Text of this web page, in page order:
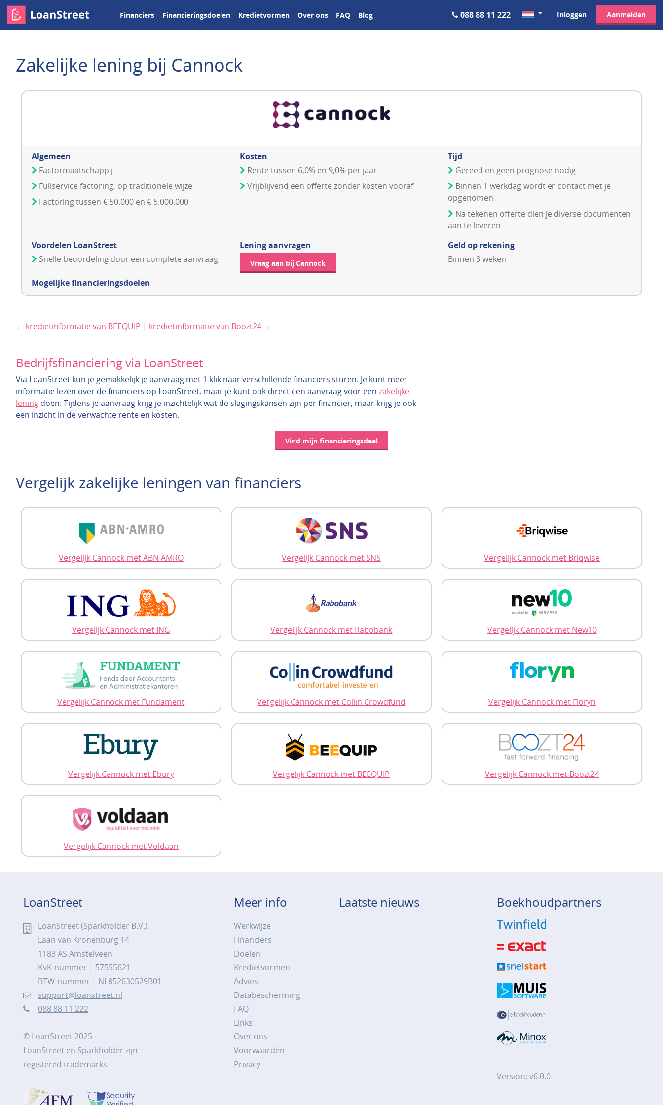
Financiers Financieringsdoelen Kredietvormen Over ons FAQ Blog 088 88 11 222 Inloggen Aanmelden
Zakelijke lening bij Cannock
Algemeen
Factormaatschappij
Fullservice factoring, op traditionele wijze
Factoring tussen € 50.000 en € 5.000.000
Kosten
Rente tussen 6,0% en 9,0% per jaar
Vrijblijvend een offerte zonder kosten vooraf
Tijd
Gereed en geen prognose nodig
Binnen 1 werkdag wordt er contact met je
opgenomen
Na tekenen offerte dien je diverse documenten
aan te leveren
Voordelen LoanStreet
Snelle beoordeling door een complete aanvraag
Lening aanvragen
Vraag aan bij Cannock
Geld op rekening
Binnen 3 weken
Mogelijke financieringsdoelen
← kredietinformatie van BEEQUIP | kredietinformatie van Boozt24 →
Bedrijfsfinanciering via LoanStreet
Via LoanStreet kun je gemakkelijk je aanvraag met 1 klik naar verschillende financiers sturen. Je kunt meer
informatie lezen over de financiers op LoanStreet, maar je kunt ook direct een aanvraag voor een zakelijke
lening doen. Tijdens je aanvraag krijg je inzichtelijk wat de slagingskansen zijn per financier, maar krijg je ook
een inzicht in de verwachte rente en kosten.
Vind mijn financieringsdeal
Vergelijk zakelijke leningen van financiers
Vergelijk Cannock met ABN AMRO Vergelijk Cannock met SNS Vergelijk Cannock met Briqwise
Vergelijk Cannock met ING Vergelijk Cannock met Rabobank Vergelijk Cannock met New10
Vergelijk Cannock met Fundament Vergelijk Cannock met Collin Crowdfund Vergelijk Cannock met Floryn
Vergelijk Cannock met Ebury Vergelijk Cannock met BEEQUIP Vergelijk Cannock met Boozt24
Vergelijk Cannock met Voldaan
LoanStreet
LoanStreet (Sparkholder B.V.)
Laan van Kronenburg 14
1183 AS Amstelveen
KvK-nummer | 57555621
BTW-nummer | NL852630529B01
support@loanstreet.nl
088 88 11 222
© LoanStreet 2025
LoanStreet en Sparkholder zijn
registered trademarks
Meer info
Werkwijze
Financiers
Doelen
Kredietvormen
Advies
Databescherming
FAQ
Links
Over ons
Voorwaarden
Privacy
Laatste nieuws Boekhoudpartners
Version: v6.0.0